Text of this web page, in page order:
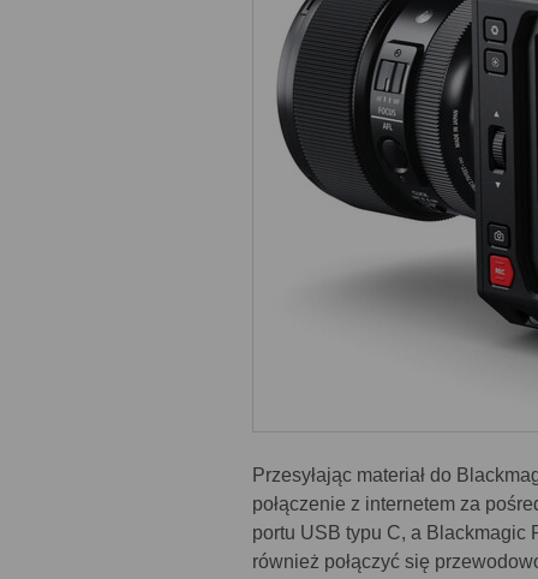
Przesyłając materiał do
połączenie z internetem za
portu USB typu C, a Blackmagic
również połączyć się